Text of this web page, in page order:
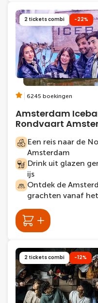
2 tickets combi -22%
6245 boekingen
Amsterdam
Rondvaart
Een reis naar de
Amsterdam
Drink uit glazen
ijs
Ontdek de
grachten vanaf
2 tickets combi -12%